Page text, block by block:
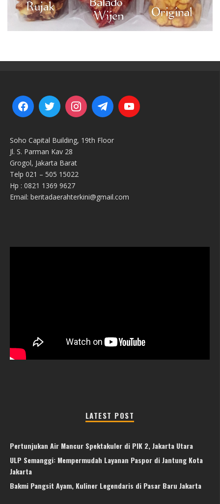
Soho Capital Building, 19th Floor
Jl. S. Parman Kav 28
Grogol, Jakarta Barat
Telp 021 – 505 15022
Hp : 0821 1369 9627
Email: beritadaerahterkini@gmail.com
LATEST POST
Pertunjukan Air Mancur Spektakuler di PIK 2, Jakarta Utara
ULP Semanggi: Mempermudah Layanan Paspor di Jantung Kota
Jakarta
Bakmi Pangsit Ayam, Kuliner Legendaris di Pasar Baru Jakarta